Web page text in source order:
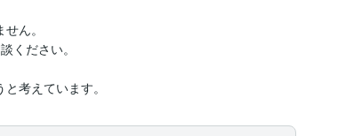
ん。
ください。
考えています。